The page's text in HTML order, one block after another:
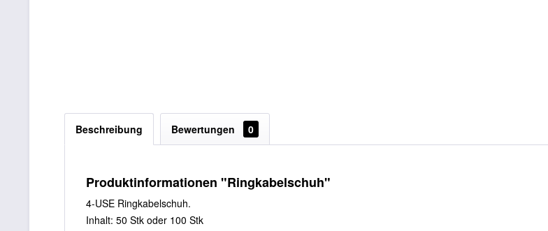
Beschreibung Bewertungen 0
Produktinformationen "Ringkabelschuh"
4-USE Ringkabelschuh.
Inhalt: 50 Stk oder 100 Stk